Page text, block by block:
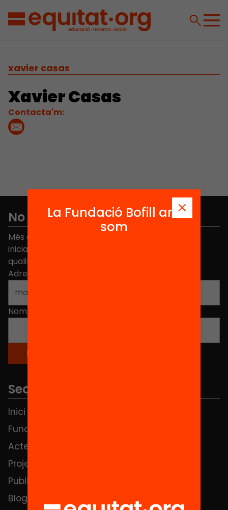
xavier casas
Xavier Casas
Contacta'm:
No et perdis res
Més de 40.000 persones ja han triat Equitat. Rep
iniciatives, propostes i projectes per millorar la
qualitat de l'educació a Catalunya.
Adreça electrònica
Nom
Seccions
Inici
Fundació
Actes
Projectes
Publicacions i vídeos
Blog
La Fundació Bofill ara
som